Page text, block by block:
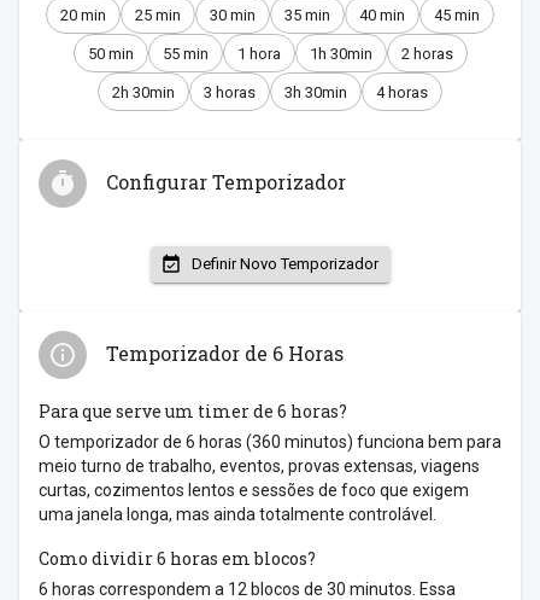
20 min 25 min 30 min 35 min 40 min 45 min
50 min 55 min 1 hora 1h 30min 2 horas
2h 30min 3 horas 3h 30min 4 horas
Configurar Temporizador
Definir Novo Temporizador
Temporizador de 6 Horas
Para que serve um timer de 6 horas?
O temporizador de 6 horas (360 minutos) funciona bem para
meio turno de trabalho, eventos, provas extensas, viagens
curtas, cozimentos lentos e sessões de foco que exigem
uma janela longa, mas ainda totalmente controlável.
Como dividir 6 horas em blocos?
6 horas correspondem a 12 blocos de 30 minutos. Essa